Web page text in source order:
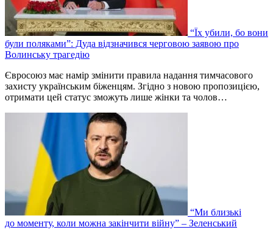
“Їх убили, бо вони
були поляками”: Дуда відзначився черговою заявою про
Волинську трагедію
Євросоюз має намір змінити правила надання тимчасового
захисту українським біженцям. Згідно з новою пропозицією,
отримати цей статус зможуть лише жінки та чолов…
“Ми близькі
до моменту, коли можна закінчити війну” – Зеленський